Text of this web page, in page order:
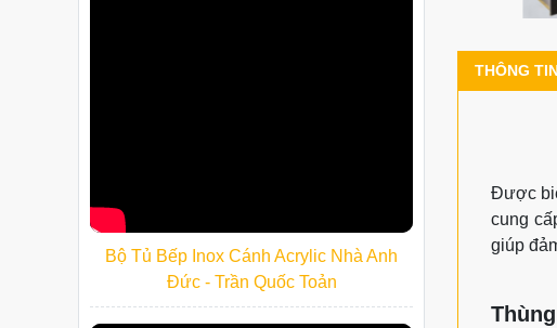
THÔNG
Được
cung
giúp
Bộ Tủ Bếp Inox Cánh Acrylic Nhà Anh
Đức - Trần Quốc Toản